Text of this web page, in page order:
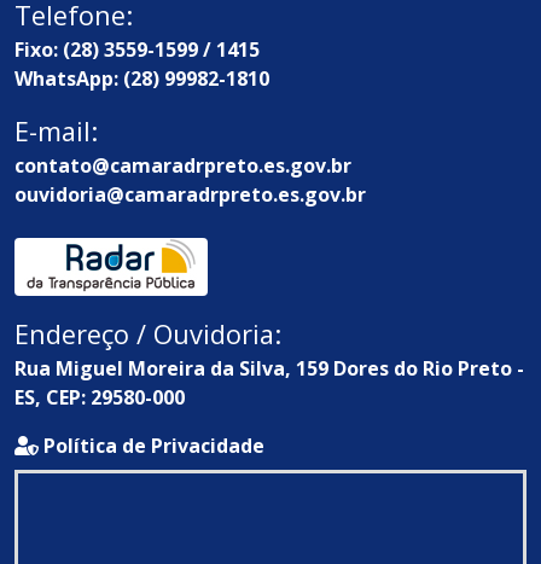
Telefone:
Fixo: (28) 3559-1599 / 1415
WhatsApp: (28) 99982-1810
E-mail:
contato@camaradrpreto.es.gov.br
ouvidoria@camaradrpreto.es.gov.br
Endereço / Ouvidoria:
Rua Miguel Moreira da Silva, 159 Dores do Rio Preto -
ES, CEP: 29580-000
Política de Privacidade